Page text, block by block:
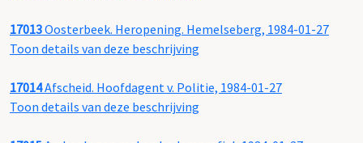
17013Oosterbeek. Heropening. Hemelseberg, 1984-01-27
Toon details van deze beschrijving
17014Afscheid. Hoofdagent v. Politie, 1984-01-27
Toon details van deze beschrijving